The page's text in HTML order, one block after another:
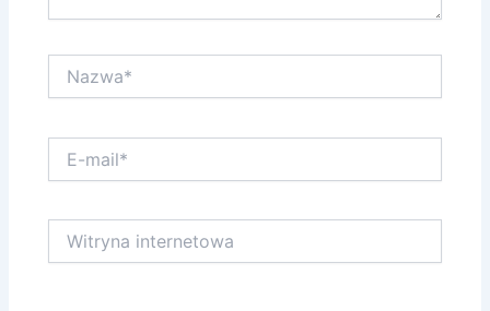
mail*
internetowa